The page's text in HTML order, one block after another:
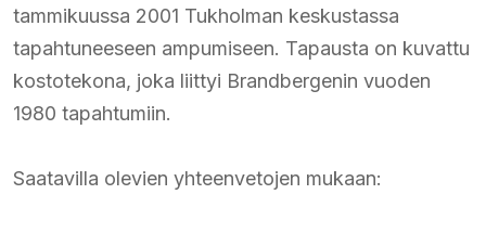
tammikuussa 2001 Tukholman keskustassa
tapahtuneeseen ampumiseen. Tapausta on kuvattu
kostotekona, joka liittyi Brandbergenin vuoden
1980 tapahtumiin.
Saatavilla olevien yhteenvetojen mukaan: